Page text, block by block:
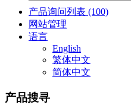
产品询问列表 (100)
网站管理
语言
English
繁体中文
简体中文
产品搜寻